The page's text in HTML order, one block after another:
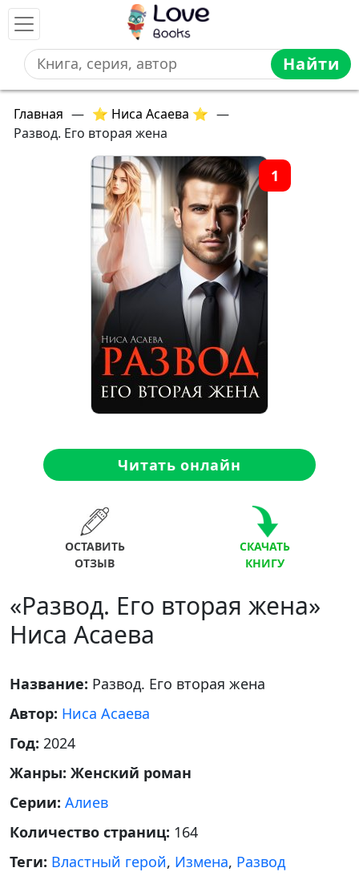
Найти
Главная — ⭐ Ниса Асаева ⭐ —
Развод. Его вторая жена
1
Читать онлайн
ОСТАВИТЬ
ОТЗЫВ
СКАЧАТЬ
КНИГУ
«Развод. Его вторая жена»
Ниса Асаева
Название: Развод. Его вторая жена
Автор: Ниса Асаева
Год: 2024
Жанры: Женский роман
Серии: Алиев
Количество страниц: 164
Теги: Властный герой, Измена, Развод